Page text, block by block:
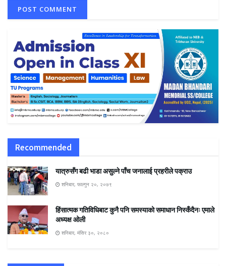
Recommended
यात्रुसँग बढी भाडा असुल्ने पाँच जनालाई प्रहरीले पक्राउ
शनिबार, फाल्गुन २०, २०७९
हिंसात्मक गतिविधिबाट कुनै पनि समस्याको समाधान निस्कँदैनः एमाले
अध्यक्ष ओली
शनिबार, मंसिर ३०, २०८०